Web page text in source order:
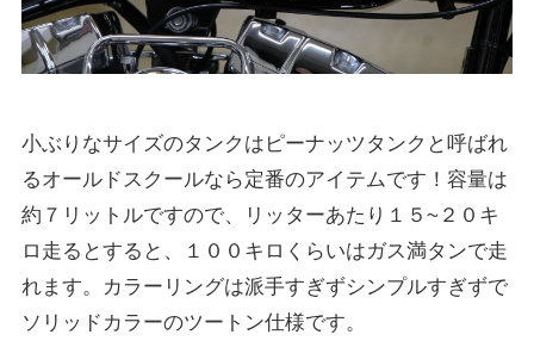
小ぶりなサイズのタンクはピーナッツタンクと呼ばれ
るオールドスクールなら定番のアイテムです！容量は
約７リットルですので、リッターあたり１５~２０キ
ロ走るとすると、１００キロくらいはガス満タンで走
れます。カラーリングは派手すぎずシンプルすぎずで
ソリッドカラーのツートン仕様です。